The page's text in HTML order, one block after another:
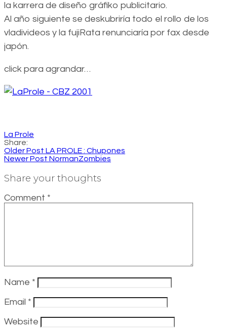
la karrera de diseño gráfiko publicitario.
Al año siguiente se deskubriría todo el rollo de los
vladivideos y la fujiRata renunciaría por fax desde
japón.
click para agrandar…
La Prole
Share:
Older Post LA PROLE : Chupones
Newer Post NormanZombies
Share your thoughts
Comment *
Name *
Email *
Website